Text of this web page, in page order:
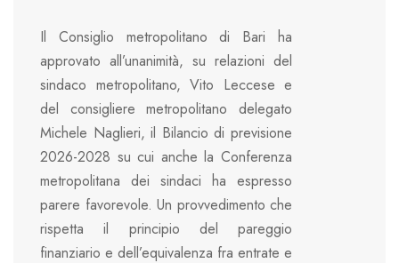
Il Consiglio metropolitano di Bari ha
approvato all’unanimità, su relazioni del
sindaco metropolitano, Vito Leccese e
del consigliere metropolitano delegato
Michele Naglieri, il Bilancio di previsione
2026-2028 su cui anche la Conferenza
metropolitana dei sindaci ha espresso
parere favorevole. Un provvedimento che
rispetta il principio del pareggio
finanziario e dell’equivalenza fra entrate e